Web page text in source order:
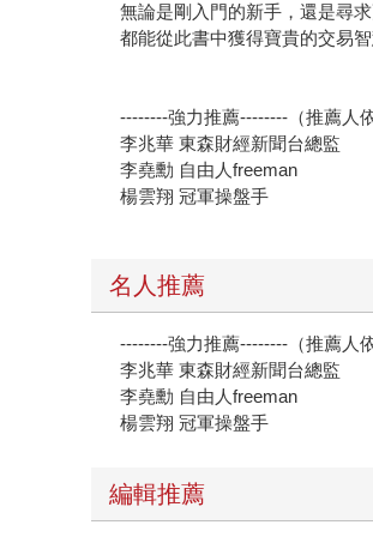
無論是剛入門的新手，還是尋
都能從此書中獲得寶貴的交易
--------強力推薦--------（推薦人
李兆華 東森財經新聞台總監
李堯勳 自由人freeman
楊雲翔 冠軍操盤手
名人推薦
--------強力推薦--------（推薦人
李兆華 東森財經新聞台總監
李堯勳 自由人freeman
楊雲翔 冠軍操盤手
編輯推薦